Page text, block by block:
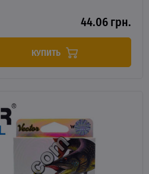
44.06 грн.
КУПИТЬ